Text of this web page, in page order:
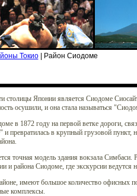
Токио| Район Сиодоме
Японии является Сиодоме
осушили, и она стала называться
в 1872 году на первой ветке дороги,
превратилась в крупный грузовой пункт,
точная модель здания вокзала
и района Сиодоме, где экскурсии ведутся
имеют большое количество офисных
комплексы.